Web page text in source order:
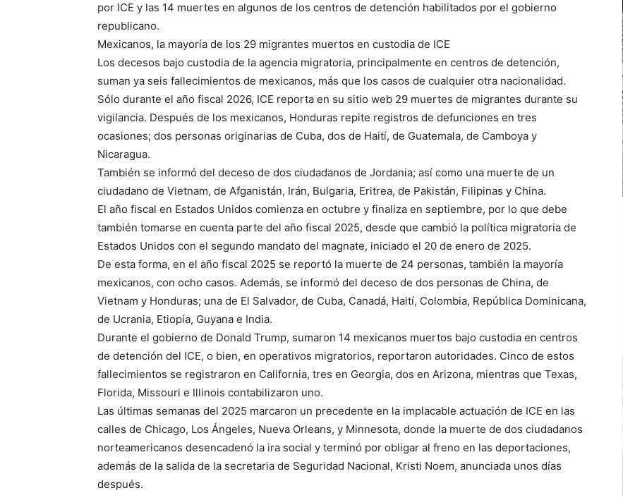
por ICE y las 14 muertes en algunos de los centros de detención habilitados por el gobierno
republicano.
Mexicanos, la mayoría de los 29 migrantes muertos en custodia de ICE
Los decesos bajo custodia de la agencia migratoria, principalmente en centros de detención,
suman ya seis fallecimientos de mexicanos, más que los casos de cualquier otra nacionalidad.
Sólo durante el año fiscal 2026, ICE reporta en su sitio web 29 muertes de migrantes durante su
vigilancia. Después de los mexicanos, Honduras repite registros de defunciones en tres
ocasiones; dos personas originarias de Cuba, dos de Haití, de Guatemala, de Camboya y
Nicaragua.
También se informó del deceso de dos ciudadanos de Jordania; así como una muerte de un
ciudadano de Vietnam, de Afganistán, Irán, Bulgaria, Eritrea, de Pakistán, Filipinas y China.
El año fiscal en Estados Unidos comienza en octubre y finaliza en septiembre, por lo que debe
también tomarse en cuenta parte del año fiscal 2025, desde que cambió la política migratoria de
Estados Unidos con el segundo mandato del magnate, iniciado el 20 de enero de 2025.
De esta forma, en el año fiscal 2025 se reportó la muerte de 24 personas, también la mayoría
mexicanos, con ocho casos. Además, se informó del deceso de dos personas de China, de
Vietnam y Honduras; una de El Salvador, de Cuba, Canadá, Haití, Colombia, República Dominicana,
de Ucrania, Etiopía, Guyana e India.
Durante el gobierno de Donald Trump, sumaron 14 mexicanos muertos bajo custodia en centros
de detención del ICE, o bien, en operativos migratorios, reportaron autoridades. Cinco de estos
fallecimientos se registraron en California, tres en Georgia, dos en Arizona, mientras que Texas,
Florida, Missouri e Illinois contabilizaron uno.
Las últimas semanas del 2025 marcaron un precedente en la implacable actuación de ICE en las
calles de Chicago, Los Ángeles, Nueva Orleans, y Minnesota, donde la muerte de dos ciudadanos
norteamericanos desencadenó la ira social y terminó por obligar al freno en las deportaciones,
además de la salida de la secretaria de Seguridad Nacional, Kristi Noem, anunciada unos días
después.